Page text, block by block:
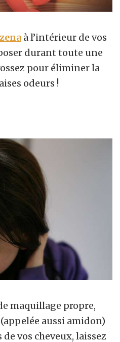
à l’intérieur de vos
durant toute une
pour éliminer la
odeurs !
maquillage propre,
aussi amidon)
vos cheveux, laissez